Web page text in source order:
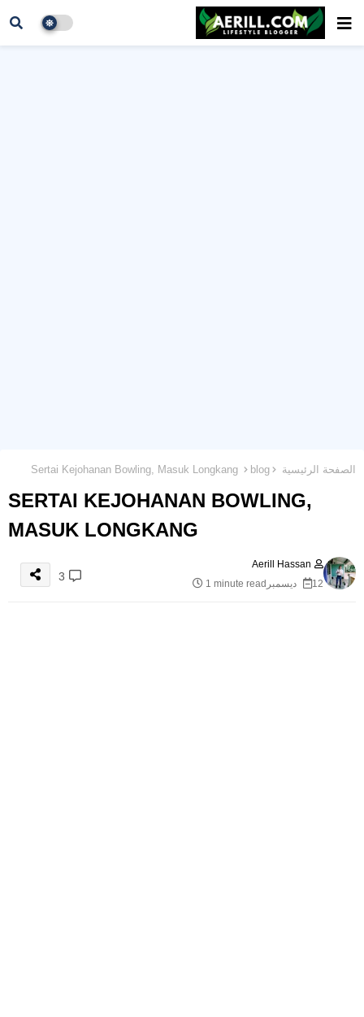
الصفحة الرئيسية blog
SERTAI KEJOHANAN BOWLING,
MASUK LONGKANG
Aerill Hassan
12 ديسمبر
1 minute read
3